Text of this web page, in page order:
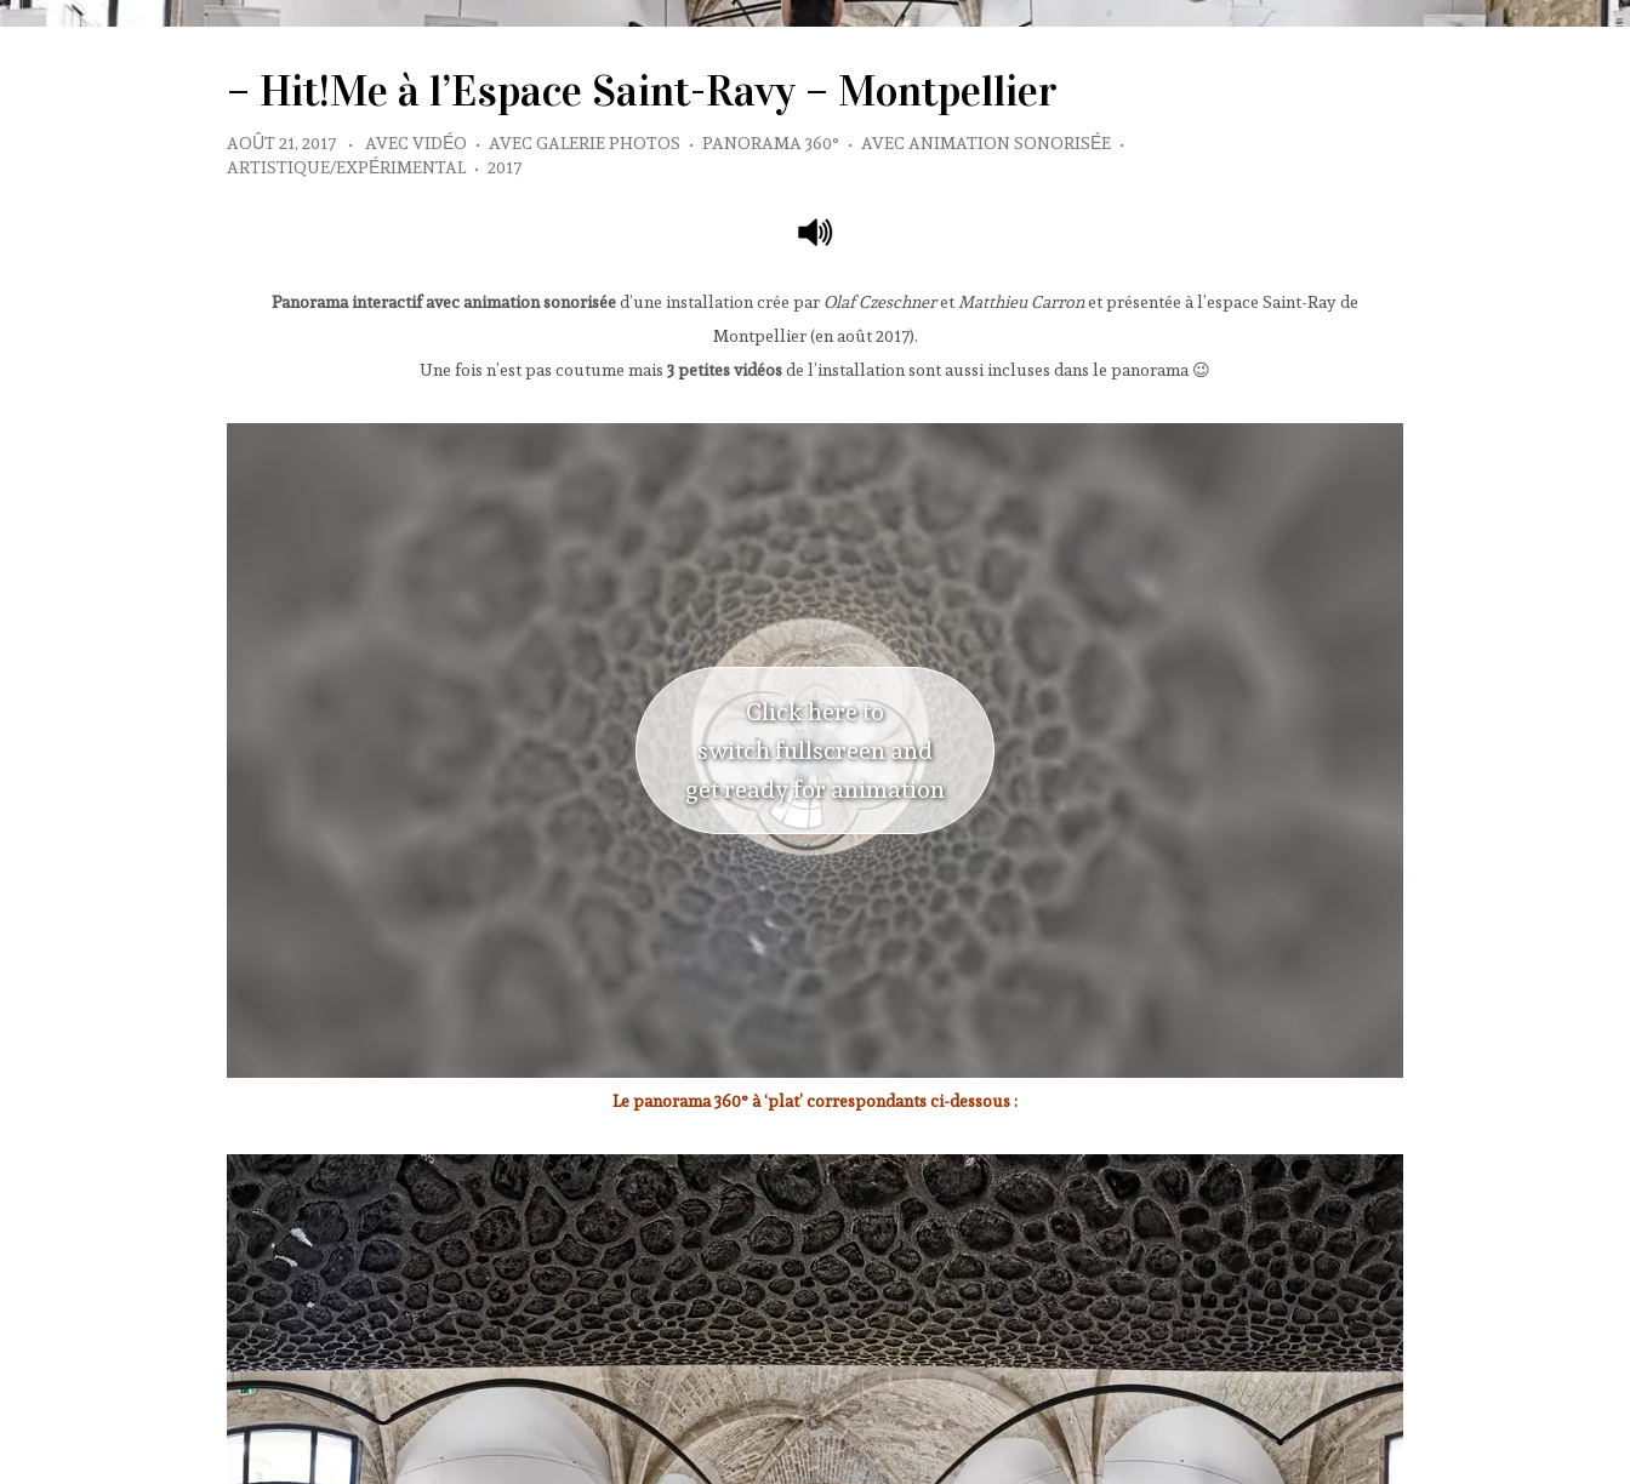
– Hit!Me à l’Espace Saint-Ravy – Montpellier
AOÛT 21, 2017 • AVEC VIDÉO • AVEC GALERIE PHOTOS • PANORAMA 360° • AVEC ANIMATION SONORISÉE •
ARTISTIQUE/EXPÉRIMENTAL • 2017
Panorama interactif avec animation sonoriséed’une installation crée parOlaf CzeschneretMatthieu Carronet présentée à l’espace Saint-Ray de
Montpellier (en août 2017).
Une fois n’est pas coutume mais3 petites vidéosde l’installation sont aussi incluses dans le panorama 😉
Le panorama 360° à ‘plat’ correspondants ci-dessous :